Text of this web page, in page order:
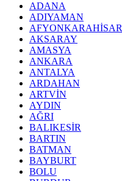
ADANA
ADIYAMAN
AFYONKARAHİSAR
AKSARAY
AMASYA
ANKARA
ANTALYA
ARDAHAN
ARTVİN
AYDIN
AĞRI
BALIKESİR
BARTIN
BATMAN
BAYBURT
BOLU